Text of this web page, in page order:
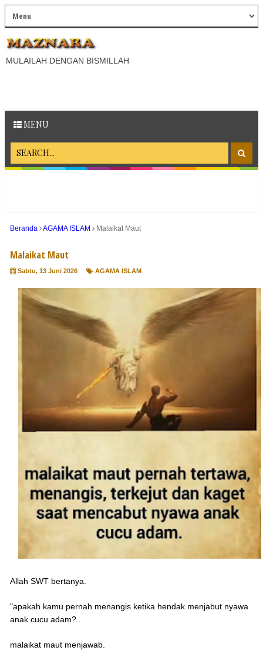
MULAILAH DENGAN BISMILLAH
MENU
Beranda AGAMA ISLAM Malaikat Maut
Malaikat Maut
Sabtu, 13 Juni 2026 AGAMA ISLAM
Allah SWT bertanya.
"apakah kamu pernah menangis ketika hendak menjabut nyawa
anak cucu adam?..
malaikat maut menjawab.